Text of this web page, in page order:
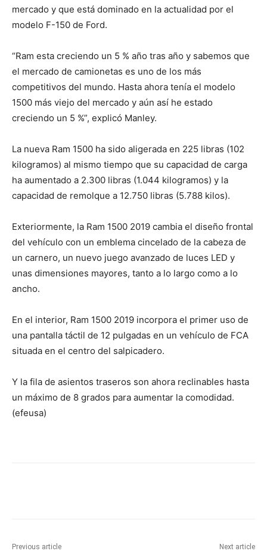
mercado y que está dominado en la actualidad por el
modelo F-150 de Ford.
“Ram esta creciendo un 5 % año tras año y sabemos que
el mercado de camionetas es uno de los más
competitivos del mundo. Hasta ahora tenía el modelo
1500 más viejo del mercado y aún así he estado
creciendo un 5 %”, explicó Manley.
La nueva Ram 1500 ha sido aligerada en 225 libras (102
kilogramos) al mismo tiempo que su capacidad de carga
ha aumentado a 2.300 libras (1.044 kilogramos) y la
capacidad de remolque a 12.750 libras (5.788 kilos).
Exteriormente, la Ram 1500 2019 cambia el diseño frontal
del vehículo con un emblema cincelado de la cabeza de
un carnero, un nuevo juego avanzado de luces LED y
unas dimensiones mayores, tanto a lo largo como a lo
ancho.
En el interior, Ram 1500 2019 incorpora el primer uso de
una pantalla táctil de 12 pulgadas en un vehículo de FCA
situada en el centro del salpicadero.
Y la fila de asientos traseros son ahora reclinables hasta
un máximo de 8 grados para aumentar la comodidad.
(efeusa)
Previous article Next article